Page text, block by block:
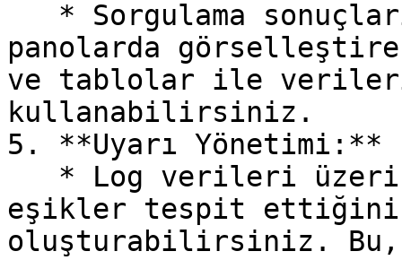
panolarda
ve tablolar ile
kullanabilirsiniz.
5. **Uyarı Yönetimi:**
eşikler tespit
oluşturabilirsiniz.